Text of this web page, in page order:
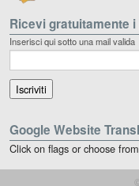
Ricevi gratuitamente
Inserisci qui sotto una mail valida
Google Website
Click on flags or choose